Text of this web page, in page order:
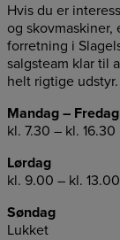
Hvis du er
og
forretning i
salgsteam klar til
helt rigtige udstyr.
Mandag – Fredag
kl. 7.30 – kl. 16.30
Lørdag
kl. 9.00 – kl. 13.00
Søndag
Lukket